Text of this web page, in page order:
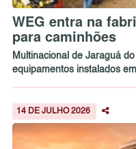
WEG entra na
para caminhões
Multinacional de Jaraguá
equipamentos instalados
14 DE JULHO 2026